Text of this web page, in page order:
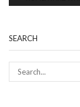
SEARCH